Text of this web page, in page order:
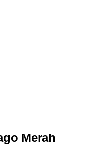
Merah